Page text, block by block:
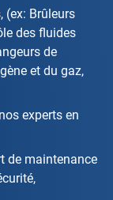
(ex: Brûleurs
des fluides
de
et du gaz,
experts en
de maintenance